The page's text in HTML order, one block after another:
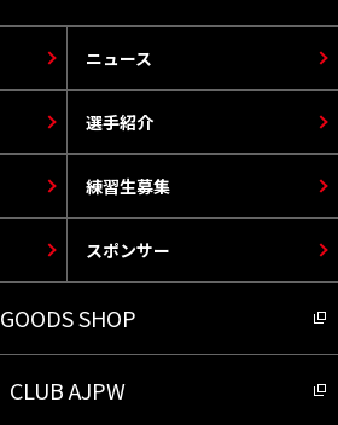
選手紹介
ニュース
スポンサー
練習生募集
GOODS SHOP
CLUB AJPW